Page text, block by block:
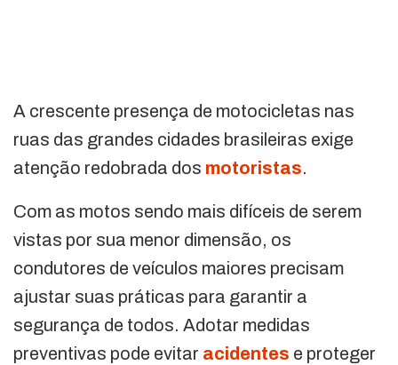
A crescente presença de motocicletas nas
ruas das grandes cidades brasileiras exige
atenção redobrada dos motoristas.
Com as motos sendo mais difíceis de serem
vistas por sua menor dimensão, os
condutores de veículos maiores precisam
ajustar suas práticas para garantir a
segurança de todos. Adotar medidas
preventivas pode evitar acidentes e proteger